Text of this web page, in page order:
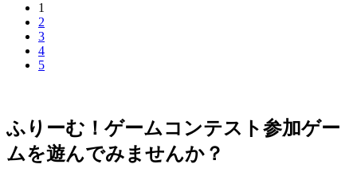
1
2
3
4
5
ふりーむ！ゲームコンテスト参加ゲー
ムを遊んでみませんか？